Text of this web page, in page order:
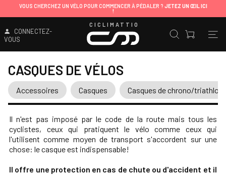
VOUS CHERCHEZ UN VÉLO POUR COMMENCER À PÉDALER ? JETEZ UN ŒIL ICI
!
CONNECTEZ-
VOUS
CICLIMATTIO
CASQUES DE VÉLOS
Accessoires Casques Casques de chrono/triathlon
Il n'est pas imposé par le code de la route mais tous les
cyclistes, ceux qui pratiquent le vélo comme ceux qui
l'utilisent comme moyen de transport s'accordent sur une
chose: le casque est indispensable!
Il offre une protection en cas de chute ou d'accident et il